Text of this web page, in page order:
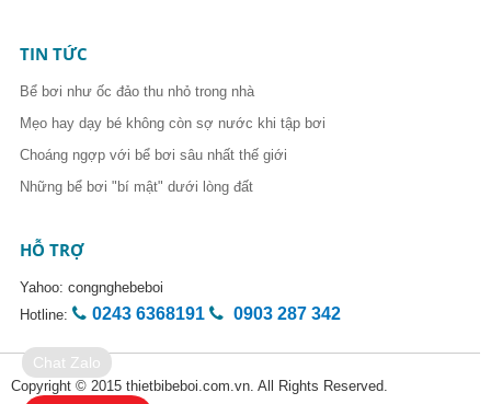
TIN TỨC
Bể bơi như ốc đảo thu nhỏ trong nhà
Mẹo hay dạy bé không còn sợ nước khi tập bơi
Choáng ngợp với bể bơi sâu nhất thế giới
Những bể bơi "bí mật" dưới lòng đất
HỖ TRỢ
Yahoo: congnghebeboi
Hotline:
0243 6368191 0903 287 342
Copyright © 2015 thietbibeboi.com.vn. All Rights Reserved.
Chat Zalo